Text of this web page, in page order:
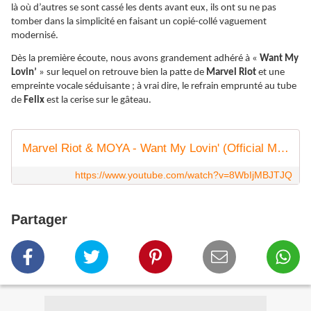
là où d’autres se sont cassé les dents avant eux, ils ont su ne pas
tomber dans la simplicité en faisant un copié-collé vaguement
modernisé.
Dès la première écoute, nous avons grandement adhéré à « Want My
Lovin’ » sur lequel on retrouve bien la patte de Marvel Riot et une
empreinte vocale séduisante ; à vrai dire, le refrain emprunté au tube
de Felix est la cerise sur le gâteau.
Marvel Riot & MOYA - Want My Lovin' (Official Music Video)
https://www.youtube.com/watch?v=8WbIjMBJTJQ
Partager